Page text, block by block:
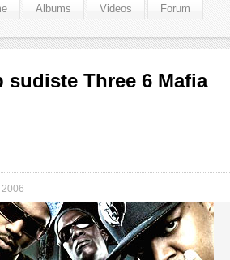
Albums Videos Forum
sudiste Three 6 Mafia
2006